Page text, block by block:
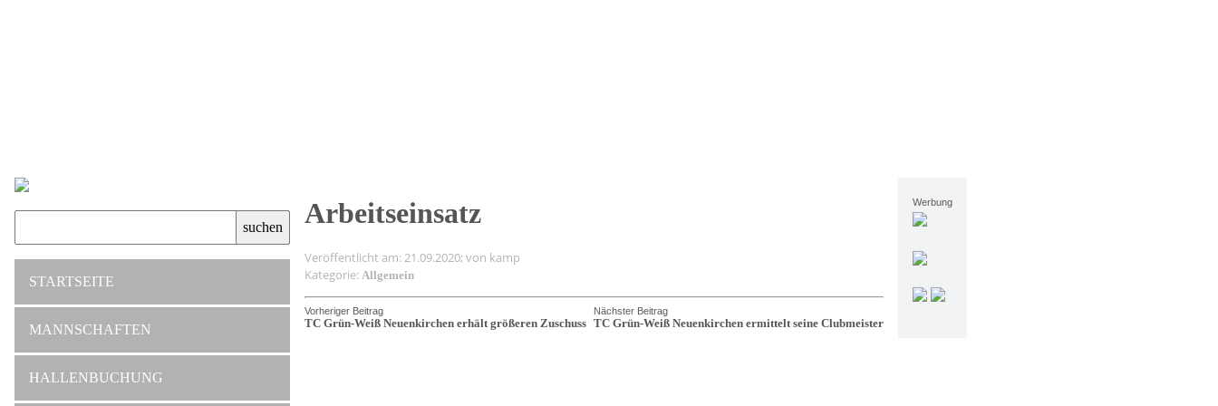
STARTSEITE
MANNSCHAFTEN
HALLENBUCHUNG
Arbeitseinsatz
Veröffentlicht am: 21.09.2020; von kamp
Kategorie: Allgemein
Vorheriger Beitrag
TC Grün-Weiß Neuenkirchen erhält größeren Zuschuss
Nächster Beitrag
TC Grün-Weiß Neuenkirchen ermittelt seine Clubmeister
Werbung